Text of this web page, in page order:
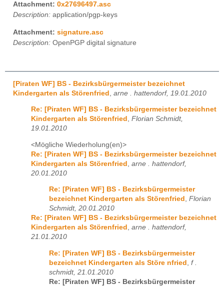
Attachment: 0x27696497.asc
Description: application/pgp-keys
Attachment: signature.asc
Description: OpenPGP digital signature
[Piraten WF] BS - Bezirksbürgermeister bezeichnet
Kindergarten als Störenfried arne . hattendorf, 19.01.2010
Re: [Piraten WF] BS - Bezirksbürgermeister bezeichnet
Kindergarten als Störenfried , Florian Schmidt,
19.01.2010
<Mögliche Wiederholung(en)>
Re: [Piraten WF] BS - Bezirksbürgermeister bezeichnet
Kindergarten als Störenfried
arne . hattendorf,
20.01.2010
Re: [Piraten WF] BS - Bezirksbürgermeister
bezeichnet Kindergarten als Störenfried , Florian
Schmidt, 20.01.2010
Re: [Piraten WF] BS - Bezirksbürgermeister bezeichnet
Kindergarten als Störenfried , arne . hattendorf,
21.01.2010
Re: [Piraten WF] BS - Bezirksbürgermeister
bezeichnet Kindergarten als Störe nfried
f .
schmidt, 21.01.2010
Re: [Piraten WF] BS - Bezirksbürgermeister